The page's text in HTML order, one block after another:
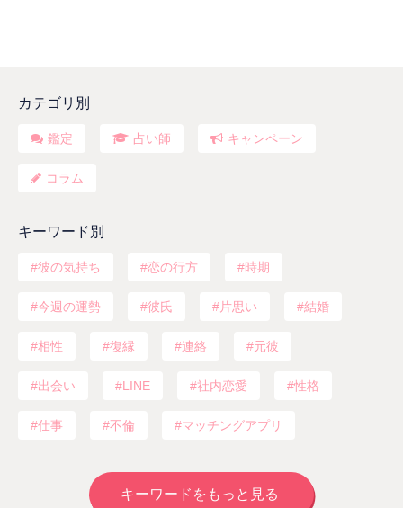
カテゴリ別
鑑定 占い師 キャンペーン
コラム
キーワード別
彼の気持ち 恋の行方 時期
今週の運勢 彼氏 片思い 結婚
相性 復縁 連絡 元彼
出会い LINE 社内恋愛 性格
仕事 不倫 マッチングアプリ
キーワードをもっと見る